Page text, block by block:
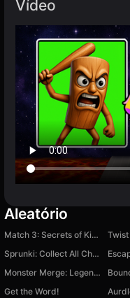
Vídeo
Aleatório
Match 3: Secrets of Kingdom 2 Twist
Sprunki: Collect All Characters!
Monster Merge: Legends Alive
Get the Word!